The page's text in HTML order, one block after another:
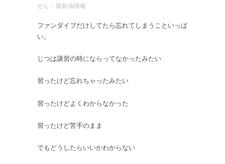
っ
マ
ス
ル
は
せん / 最新海情報
ファンダイブだけしてたら忘れてしまうこといっぱ
い。
じつは講習の時にならってなかったみたい
習ったけど忘れちゃったみたい
習ったけどよくわからなかった
習ったけど苦手のまま
でもどうしたらいいかわからない